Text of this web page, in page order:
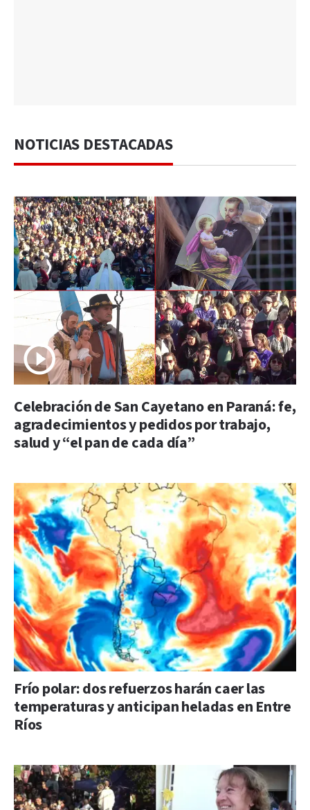
NOTICIAS DESTACADAS
Celebración de San Cayetano en Paraná: fe,
agradecimientos y pedidos por trabajo,
salud y “el pan de cada día”
Frío polar: dos refuerzos harán caer las
temperaturas y anticipan heladas en Entre
Ríos